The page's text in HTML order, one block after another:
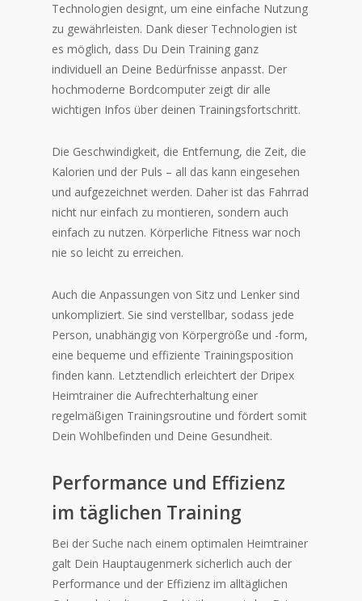
Technologien designt, um eine einfache Nutzung
zu gewährleisten. Dank dieser Technologien ist
es möglich, dass Du Dein Training ganz
individuell an Deine Bedürfnisse anpasst. Der
hochmoderne Bordcomputer zeigt dir alle
wichtigen Infos über deinen Trainingsfortschritt.
Die Geschwindigkeit, die Entfernung, die Zeit, die
Kalorien und der Puls – all das kann eingesehen
und aufgezeichnet werden. Daher ist das Fahrrad
nicht nur einfach zu montieren, sondern auch
einfach zu nutzen. Körperliche Fitness war noch
nie so leicht zu erreichen.
Auch die Anpassungen von Sitz und Lenker sind
unkompliziert. Sie sind verstellbar, sodass jede
Person, unabhängig von Körpergröße und -form,
eine bequeme und effiziente Trainingsposition
finden kann. Letztendlich erleichtert der Dripex
Heimtrainer die Aufrechterhaltung einer
regelmäßigen Trainingsroutine und fördert somit
Dein Wohlbefinden und Deine Gesundheit.
Performance und Effizienz
im täglichen Training
Bei der Suche nach einem optimalen Heimtrainer
galt Dein Hauptaugenmerk sicherlich auch der
Performance und der Effizienz im alltäglichen